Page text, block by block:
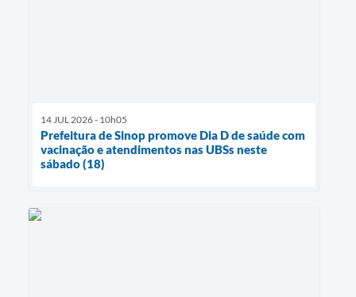
14 JUL 2026 - 10h05
Prefeitura de Sinop promove Dia D de saúde com
vacinação e atendimentos nas UBSs neste
sábado (18)